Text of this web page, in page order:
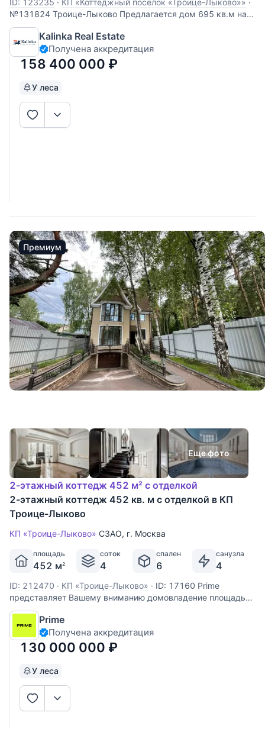
№131824 Троице-Лыково Предлагается дом 695 кв.м на
участке 7 соток в охраняемом поселке Троице-Лыково. В
доме сделана черновая отделка на 100%, чистовая отделка
закончена на 25% (1 этаж). Смонтирована газовая
котельная BUDERUS 115кВт (Германия),
Kalinka Real Estate
Получена аккредитация
158 400 000 ₽
У леса
Премиум
Еще фото
2-этажный коттедж 452 м² с отделкой
2-этажный коттедж 452 кв. м с отделкой в КП
Троице-Лыково
КП «Троице-Лыково» СЗАО, г. Москва
площадь
452 м2
соток
4
спален
6
санузла
4
ID: 212470 · КП «Троице-Лыково» · ID: 17160 Prime
представляет Вашему вниманию домовладение площадью
452 кв.м. на территории г. Москва в поселке
Троице‑Лыково. Особняк полностью готов к проживанию,
отличается продуманной планировкой и высоким уровнем
комфорта. Состав помещений:
Prime
Получена аккредитация
130 000 000 ₽
У леса